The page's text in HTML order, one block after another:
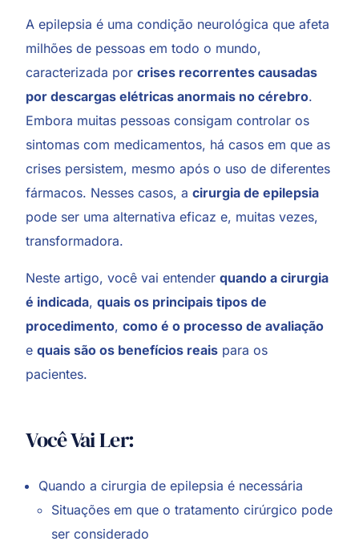
A epilepsia é uma condição neurológica que afeta
milhões de pessoas em todo o mundo,
caracterizada porcrises recorrentes causadas
por descargas elétricas anormais no cérebro.
Embora muitas pessoas consigam controlar os
sintomas com medicamentos, há casos em que as
crises persistem, mesmo após o uso de diferentes
fármacos. Nesses casos, acirurgia de epilepsia
pode ser uma alternativa eficaz e, muitas vezes,
transformadora.
Neste artigo, você vai entenderquando a cirurgia
é indicada,quais os principais tipos de
procedimento,como é o processo de avaliação
equais são os benefícios reais para os
pacientes.
Você Vai Ler:
Quando a cirurgia de epilepsia é necessária
Situações em que o tratamento cirúrgico pode
ser considerado